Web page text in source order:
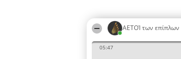
ΑΕΤΟΊ των επίπλων
05:47